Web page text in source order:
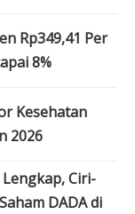
Rp349,41 Per
8%
Kesehatan
2026
Ciri-
DADA di